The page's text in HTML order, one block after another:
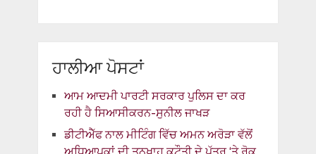
ਹਾਲੀਆ ਪੋਸਟਾਂ
ਆਮ ਆਦਮੀ ਪਾਰਟੀ ਸਰਕਾਰ ਪੁਲਿਸ ਦਾ ਕਰ
ਰਹੀ ਹੈ ਸਿਆਸੀਕਰਨ-ਸੁਨੀਲ ਜਾਖੜ
ਡੀਟੀਐੱਫ ਨਾਲ ਮੀਟਿੰਗ ਵਿੱਚ ਅਮਨ ਅਰੋੜਾ ਵੱਲੋਂ